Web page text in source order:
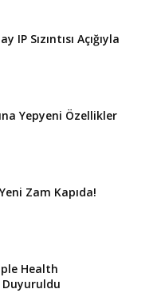
IP Sızıntısı Açığıyla
Yepyeni Özellikler
Zam Kapıda!
Health